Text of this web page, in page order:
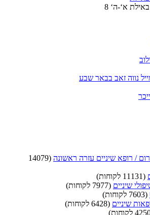
א‘-ה‘ 8
זאב בבאר שבע
/ רופא שיניים עזרה ראשונה (14079
שיניים (7977 לקוחות)
שיניים (6428 לקוחות)